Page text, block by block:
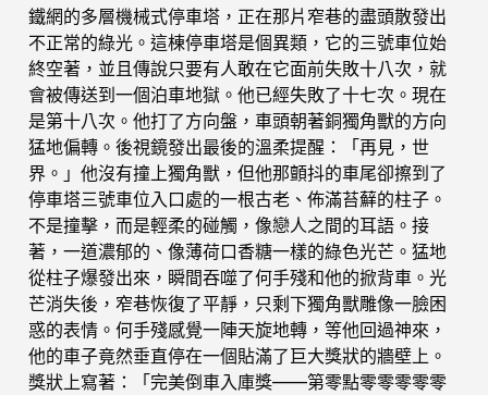
鐵網的多層機械式停車塔，正在那片窄巷的盡頭散發出
不正常的綠光。這棟停車塔是個異類，它的三號車位始
終空著，並且傳說只要有人敢在它面前失敗十八次，就
會被傳送到一個泊車地獄。他已經失敗了十七次。現在
是第十八次。他打了方向盤，車頭朝著銅獨角獸的方向
猛地偏轉。後視鏡發出最後的溫柔提醒：「再見，世
界。」他沒有撞上獨角獸，但他那顫抖的車尾卻擦到了
停車塔三號車位入口處的一根古老、佈滿苔蘚的柱子。
不是撞擊，而是輕柔的碰觸，像戀人之間的耳語。接
著，一道濃郁的、像薄荷口香糖一樣的綠色光芒。猛地
從柱子爆發出來，瞬間吞噬了何手殘和他的掀背車。光
芒消失後，窄巷恢復了平靜，只剩下獨角獸雕像一臉困
惑的表情。何手殘感覺一陣天旋地轉，等他回過神來，
他的車子竟然垂直停在一個貼滿了巨大獎狀的牆壁上。
獎狀上寫著：「完美倒車入庫獎——第零點零零零零零